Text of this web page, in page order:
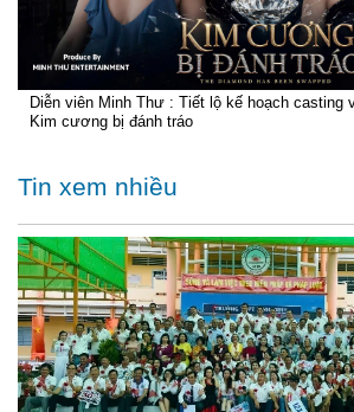
Diễn viên Minh Thư : Tiết lộ kế hoạch casting
Kim cương bị đánh tráo
Tin xem nhiều